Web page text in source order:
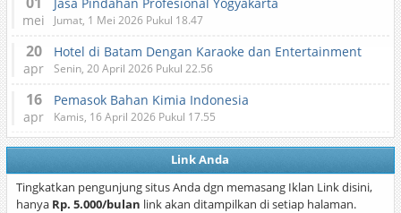
mei Jumat, 1 Mei 2026 Pukul 18.47
20
apr
Hotel di Batam Dengan Karaoke dan Entertainment
Senin, 20 April 2026 Pukul 22.56
16
apr
Pemasok Bahan Kimia Indonesia
Kamis, 16 April 2026 Pukul 17.55
Link Anda
Tingkatkan pengunjung situs Anda dgn memasang Iklan Link disini,
hanya Rp. 5.000/bulan link akan ditampilkan di setiap halaman.